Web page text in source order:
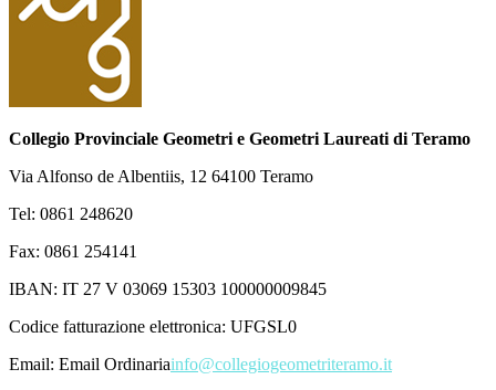
Collegio Provinciale Geometri e Geometri Laureati di Teramo
Via Alfonso de Albentiis, 12 64100 Teramo
Tel: 0861 248620
Fax: 0861 254141
IBAN: IT 27 V 03069 15303 100000009845
Codice fatturazione elettronica: UFGSL0
Email: Email Ordinariainfo@collegiogeometriteramo.it